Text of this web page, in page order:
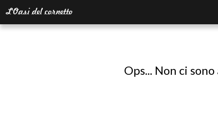
Ops... Non ci